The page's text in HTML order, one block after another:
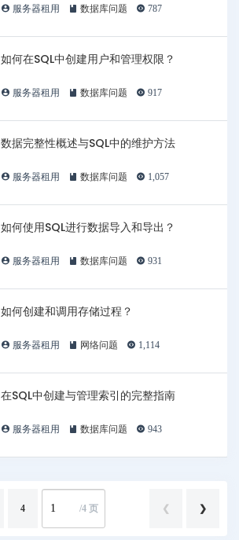
服务器租用 数据库问题 787
如何在SQL中创建用户和管理权限？
服务器租用 数据库问题 917
数据完整性概述与SQL中的维护方法
服务器租用 数据库问题 1,057
如何使用SQL进行数据导入和导出？
服务器租用 数据库问题 931
如何创建和调用存储过程？
服务器租用 网络问题 1,114
在SQL中创建与管理索引的完整指南
服务器租用 数据库问题 943
4 /4 页 ❮ ❯